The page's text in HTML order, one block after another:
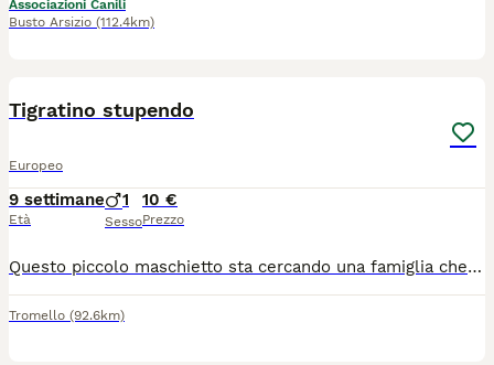
Associazioni Canili
Busto Arsizio (112.4km)
Tigratino stupendo
Europeo
9 settimane
Età
1
Sesso
10 €
Prezzo
Questo piccolo maschietto sta cercando una famiglia che l'ho ami per sempre. Il gattino e stato gia spulciato e sverminato, mangia in autonomia e sta usando benissimo la lettiera. Si trova a Dorno in provincia di Pavia. Per chi fosse interessato mi contatti al cellulare o via WhatsApp. Nicoletta 3338361639.
Tromello (92.6km)